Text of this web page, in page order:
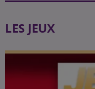
LES JEUX